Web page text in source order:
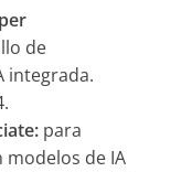
de
integrada.
para
de IA